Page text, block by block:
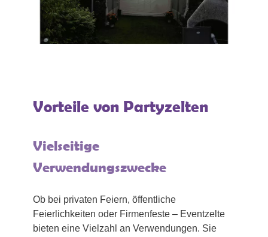
Vorteile von Partyzelten
Vielseitige
Verwendungszwecke
Ob bei privaten Feiern, öffentliche
Feierlichkeiten oder Firmenfeste – Eventzelte
bieten eine Vielzahl an Verwendungen. Sie